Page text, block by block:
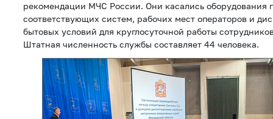
рекомендации МЧС России. Они касались оборудования
соответствующих систем, рабочих мест операторов и
бытовых условий для круглосуточной работы
Штатная численность службы составляет 44 человека.